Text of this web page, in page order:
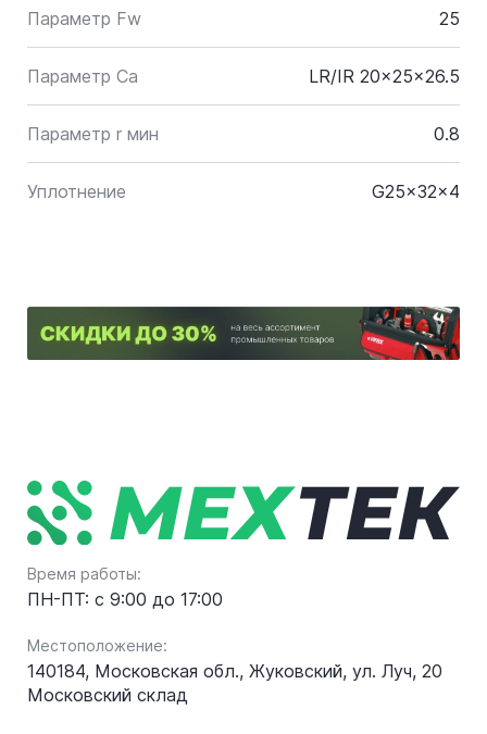
Параметр Fw 25
Параметр Ca LR/IR 20x25x26.5
Параметр r мин 0.8
Уплотнение G25x32x4
Время работы:
ПН-ПТ: с 9:00 до 17:00
Местоположение:
140184, Московская обл., Жуковский, ул. Луч, 20
Московский склад